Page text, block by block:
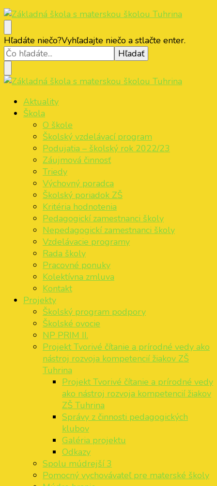
Základná škola s materskou školou Tuhrina
ZŠ s MŠ Tuhrina
Hľadáte niečo?Vyhľadajte niečo a stlačte enter.
Základná škola s materskou školou Tuhrina
ZŠ s MŠ Tuhrina
Aktuality
Škola
O škole
Školský vzdelávací program
Podujatia – školský rok 2022/23
Záujmová činnosť
Triedy
Výchovný poradca
Školský poriadok ZŠ
Kritéria hodnotenia
Pedagogickí zamestnanci školy
Nepedagogickí zamestnanci školy
Vzdelávacie programy
Rada školy
Pracovné ponuky
Kolektívna zmluva
Kontakt
Projekty
Školský program podpory
Školské ovocie
NP PRIM II.
Projekt Tvorivé čítanie a prírodné vedy ako
nástroj rozvoja kompetencií žiakov ZŠ
Tuhrina
Projekt Tvorivé čítanie a prírodné vedy
ako nástroj rozvoja kompetencií žiakov
ZŠ Tuhrina
Správy z činnosti pedagogických
klubov
Galéria projektu
Odkazy
Spolu múdrejší 3
Pomocný vychovávateľ pre materské školy